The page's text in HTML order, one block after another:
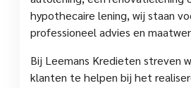
hypothecaire lening, wij staan
professioneel advies en
Bij Leemans Kredieten streven
klanten te helpen bij het